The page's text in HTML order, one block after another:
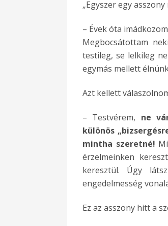
„Egyszer egy
– Évek óta
Megbocsátottam
testileg, se lelkileg
egymás mellett
Azt kellett
– Testvérem, ne
különös
mintha szeretné!
érzelmeinken
keresztül. Úgy
engedelmesség
Ez az asszony hitt a